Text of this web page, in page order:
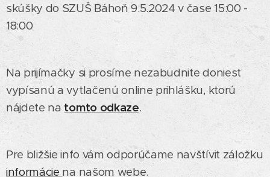
skúšky do SZUŠ Báhoň 9.5.2024 v čase 15:00 -
18:00
Na prijímačky si prosíme nezabudnite doniesť
vypísanú a vytlačenú online prihlášku, ktorú
nájdete na tomto odkaze.
Pre bližšie info vám odporúčame navštívit záložku
informácie na našom webe.